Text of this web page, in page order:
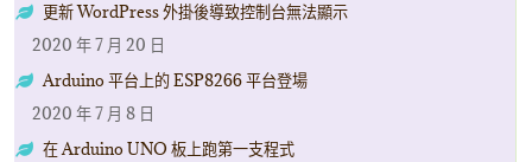
更新 WordPress 外掛後導致控制台無法顯示
2020 年 7 月 20 日
Arduino 平台上的 ESP8266 平台登場
2020 年 7 月 8 日
在 Arduino UNO 板上跑第一支程式